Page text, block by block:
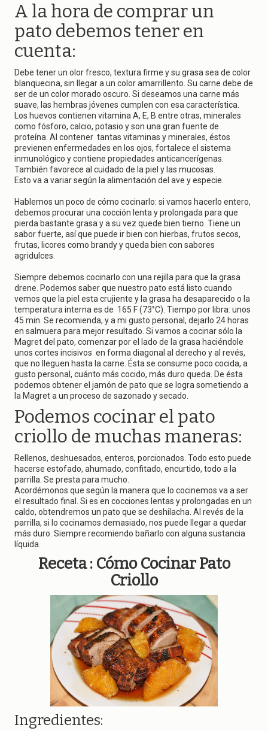
A la hora de comprar un
pato debemos tener en
cuenta:
Debe tener un olor fresco, textura firme y su grasa sea de color
blanquecina, sin llegar a un color amarrillento. Su carne debe de
ser de un color morado oscuro. Si deseamos una carne más
suave, las hembras jóvenes cumplen con esa característica.
Los huevos contienen vitamina A, E, B entre otras, minerales
como fósforo, calcio, potasio y son una gran fuente de
proteína. Al contener tantas vitaminas y minerales, éstos
previenen enfermedades en los ojos, fortalece el sistema
inmunológico y contiene propiedades anticancerígenas.
También favorece al cuidado de la piel y las mucosas.
Esto va a variar según la alimentación del ave y especie.
Hablemos un poco de cómo cocinarlo: si vamos hacerlo entero,
debemos procurar una cocción lenta y prolongada para que
pierda bastante grasa y a su vez quede bien tierno. Tiene un
sabor fuerte, así que puede ir bien con hierbas, frutos secos,
frutas, licores como brandy y queda bien con sabores
agridulces.
Siempre debemos cocinarlo con una rejilla para que la grasa
drene. Podemos saber que nuestro pato está listo cuando
vemos que la piel esta crujiente y la grasa ha desaparecido o la
temperatura interna es de 165 F (73°C). Tiempo por libra: unos
45 min. Se recomienda, y a mi gusto personal, dejarlo 24 horas
en salmuera para mejor resultado. Si vamos a cocinar sólo la
Magret del pato, comenzar por el lado de la grasa haciéndole
unos cortes incisivos en forma diagonal al derecho y al revés,
que no lleguen hasta la carne. Ésta se consume poco cocida, a
gusto personal, cuánto más cocido, más duro queda. De ésta
podemos obtener el jamón de pato que se logra sometiendo a
la Magret a un proceso de sazonado y secado.
Podemos cocinar el pato
criollo de muchas maneras:
Rellenos, deshuesados, enteros, porcionados. Todo esto puede
hacerse estofado, ahumado, confitado, encurtido, todo a la
parrilla. Se presta para mucho.
Acordémonos que según la manera que lo cocinemos va a ser
el resultado final. Si es en cocciones lentas y prolongadas en un
caldo, obtendremos un pato que se deshilacha. Al revés de la
parrilla, si lo cocinamos demasiado, nos puede llegar a quedar
más duro. Siempre recomiendo bañarlo con alguna sustancia
líquida.
Receta : Cómo Cocinar Pato
Criollo
Ingredientes: